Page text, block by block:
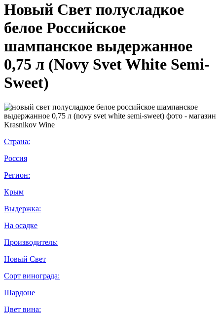
Новый Свет полусладкое
белое Российское
шампанское выдержанное
0,75 л (Novy Svet White Semi-
Sweet)
Страна:
Россия
Регион:
Крым
Выдержка:
На осадке
Производитель:
Новый Свет
Сорт винограда:
Шардоне
Цвет вина: